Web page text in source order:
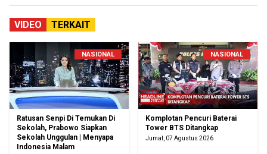
VIDEO TERKAIT
NASIONAL
Ratusan Senpi Di Temukan Di
Sekolah, Prabowo Siapkan
Sekolah Unggulan | Menyapa
Indonesia Malam
NASIONAL
Komplotan Pencuri Baterai
Tower BTS Ditangkap
Jumat, 07 Agustus 2026